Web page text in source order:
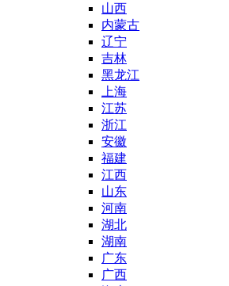
山西
内蒙古
辽宁
吉林
黑龙江
上海
江苏
浙江
安徽
福建
江西
山东
河南
湖北
湖南
广东
广西